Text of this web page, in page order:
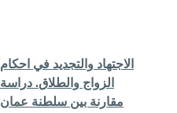
الاجتهاد والتجديد في احكام
الزواج والطلاق. ‏دراسة
مقارنة بين سلطنة عمان